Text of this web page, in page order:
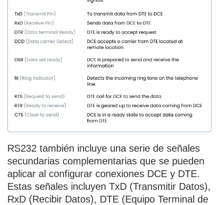
RS232 también incluye una serie de señales
secundarias complementarias que se pueden
aplicar al configurar conexiones DCE y DTE.
Estas señales incluyen TxD (Transmitir Datos),
RxD (Recibir Datos), DTE (Equipo Terminal de